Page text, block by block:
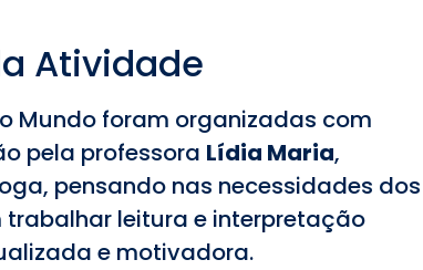
Atividade
Mundo foram organizadas com
pela professora Lídia Maria,
pensando nas necessidades dos
trabalhar leitura e interpretação
e motivadora.